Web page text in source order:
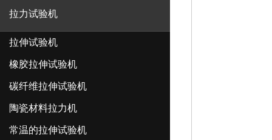
拉力试验机
拉伸试验机
橡胶拉伸试验机
碳纤维拉伸试验机
陶瓷材料拉力机
常温的拉伸试验机